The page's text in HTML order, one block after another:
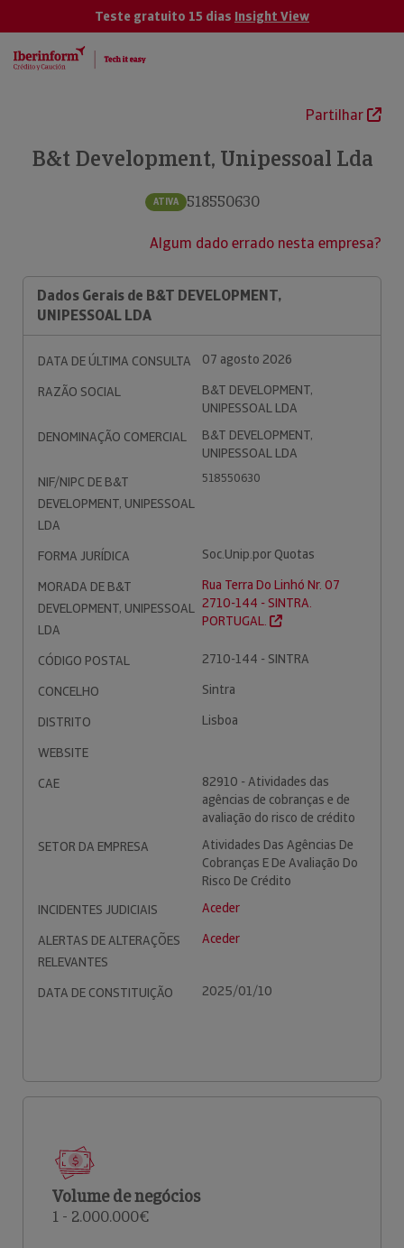
Teste gratuito 15 dias Insight View
Partilhar
B&t Development, Unipessoal Lda
ATIVA 518550630
Algum dado errado nesta empresa?
Dados Gerais de B&T DEVELOPMENT,
UNIPESSOAL LDA
DATA DE ÚLTIMA CONSULTA
07 agosto 2026
RAZÃO SOCIAL
B&T DEVELOPMENT,
UNIPESSOAL LDA
DENOMINAÇÃO COMERCIAL
B&T DEVELOPMENT,
UNIPESSOAL LDA
NIF/NIPC DE B&T
DEVELOPMENT, UNIPESSOAL
LDA
518550630
FORMA JURÍDICA
Soc.Unip.por Quotas
MORADA DE B&T
DEVELOPMENT, UNIPESSOAL
LDA
Rua Terra Do Linhó Nr. 07
2710-144 - SINTRA.
PORTUGAL.
CÓDIGO POSTAL
2710-144 - SINTRA
CONCELHO
Sintra
DISTRITO
Lisboa
WEBSITE
CAE
82910 - Atividades das
agências de cobranças e de
avaliação do risco de crédito
SETOR DA EMPRESA
Atividades Das Agências De
Cobranças E De Avaliação Do
Risco De Crédito
INCIDENTES JUDICIAIS
Aceder
ALERTAS DE ALTERAÇÕES
RELEVANTES
Aceder
DATA DE CONSTITUIÇÃO 2025/01/10
Volume de negócios
1 - 2.000.000€